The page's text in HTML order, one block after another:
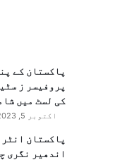
پاکستان کے
پروفیسر ز
کی لسٹ میں
اکتوبر 5, 2023
پاکستان انٹر
اندھیر نگری